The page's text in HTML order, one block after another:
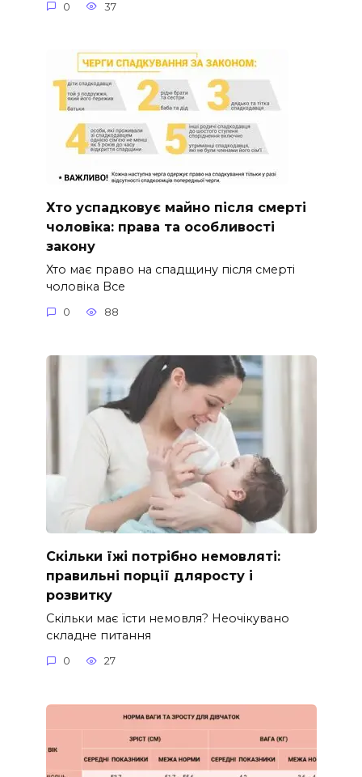
0 37
Хто успадковує майно після смерті
чоловіка: права та особливості
закону
Хто має право на спадщину після смерті
чоловіка Все
0 88
Скільки їжі потрібно немовляті:
правильні порції дляросту і
розвитку
Скільки має їсти немовля? Неочікувано
складне питання
0 27